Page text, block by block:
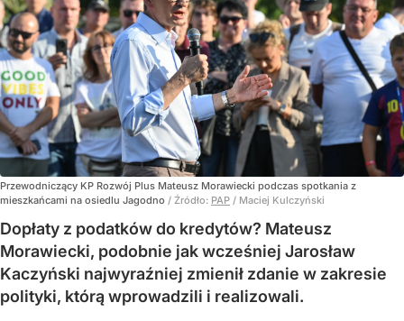
Przewodniczący KP Rozwój Plus Mateusz Morawiecki podczas spotkania z
mieszkańcami na osiedlu Jagodno / Źródło: PAP / Maciej Kulczyński
Dopłaty z podatków do kredytów? Mateusz
Morawiecki, podobnie jak wcześniej Jarosław
Kaczyński najwyraźniej zmienił zdanie w zakresie
polityki, którą wprowadzili i realizowali.